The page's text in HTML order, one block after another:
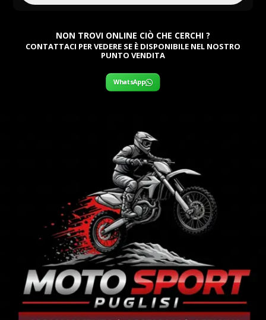
NON TROVI ONLINE CIÒ CHE CERCHI ?
CONTATTACI PER VEDERE SE È DISPONIBILE NEL NOSTRO
PUNTO VENDITA
WhatsApp